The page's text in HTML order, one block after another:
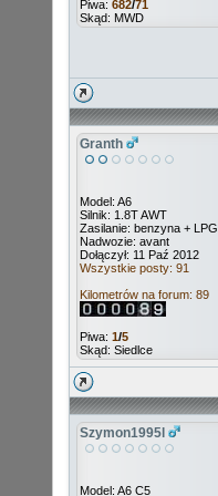
Piwa: 682/71
Skąd: MWD
Granth
Model: A6
Silnik: 1.8T AWT
Zasilanie: benzyna + LPG
Nadwozie: avant
Dołączył: 11 Paź 2012
Wszystkie posty: 91
Kilometrów na forum: 89
Piwa: 1/5
Skąd: Siedlce
Szymon1995l
Model: A6 C5